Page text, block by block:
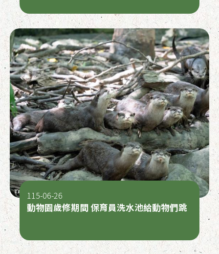
動物園歲修期間 保育員洗水池給動物們跳
115-06-26